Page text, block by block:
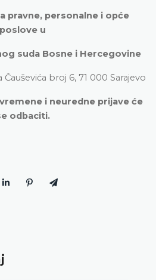
pravne, personalne i opće
poslove u
suda Bosne i Hercegovine
broj 6, 71 000 Sarajevo
i neuredne prijave će
odbaciti.